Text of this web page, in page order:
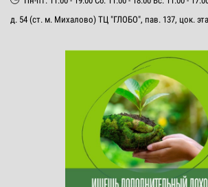
д. 54 (ст. м. Михалово) ТЦ "ГЛОБО", пав. 137, цок.